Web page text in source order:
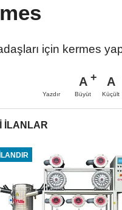
için kermes
Yazdır
A
Büyüt
A
Küçült
İLANLAR